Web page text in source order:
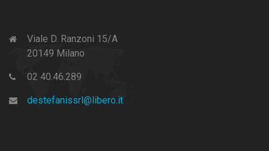
Viale D. Ranzoni 15/A
20149 Milano
02 40.46.289
destefanissrl@libero.it